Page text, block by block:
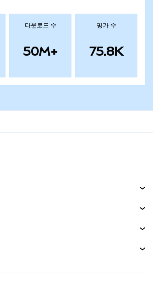
다운로드 수
50M+
평가 수
75.8K